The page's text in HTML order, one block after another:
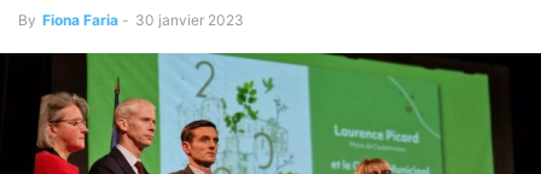
By Fiona Faria - 30 janvier 2023